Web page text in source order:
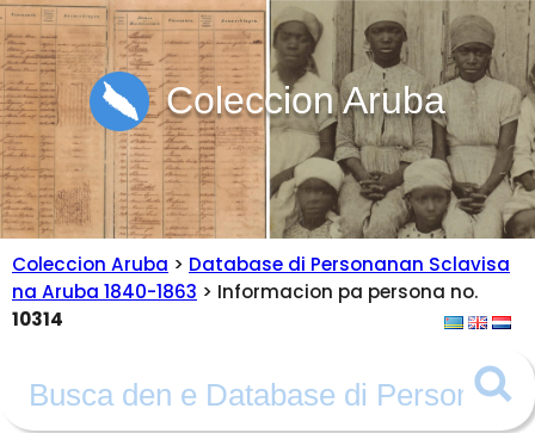
Coleccion Aruba
Coleccion Aruba > Database di Personanan Sclavisa
na Aruba 1840-1863 > Informacion pa persona no.
10314